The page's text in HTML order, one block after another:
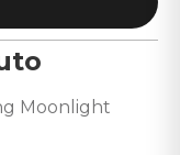
Moonlight